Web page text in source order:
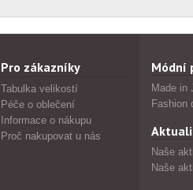
Pro zákazníky
Tabulka velikostí
Péče o oblečení
Informace o nákupu
Proč nakupovat u nás
Módní
Made in
Fashion
Naše
Naše